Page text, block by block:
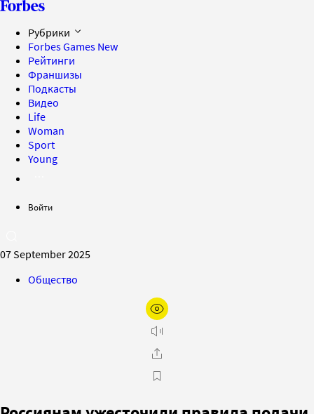
Рубрики
Forbes Games New
Рейтинги
Франшизы
Подкасты
Видео
Life
Woman
Sport
Young
Войти
07 September 2025
Общество